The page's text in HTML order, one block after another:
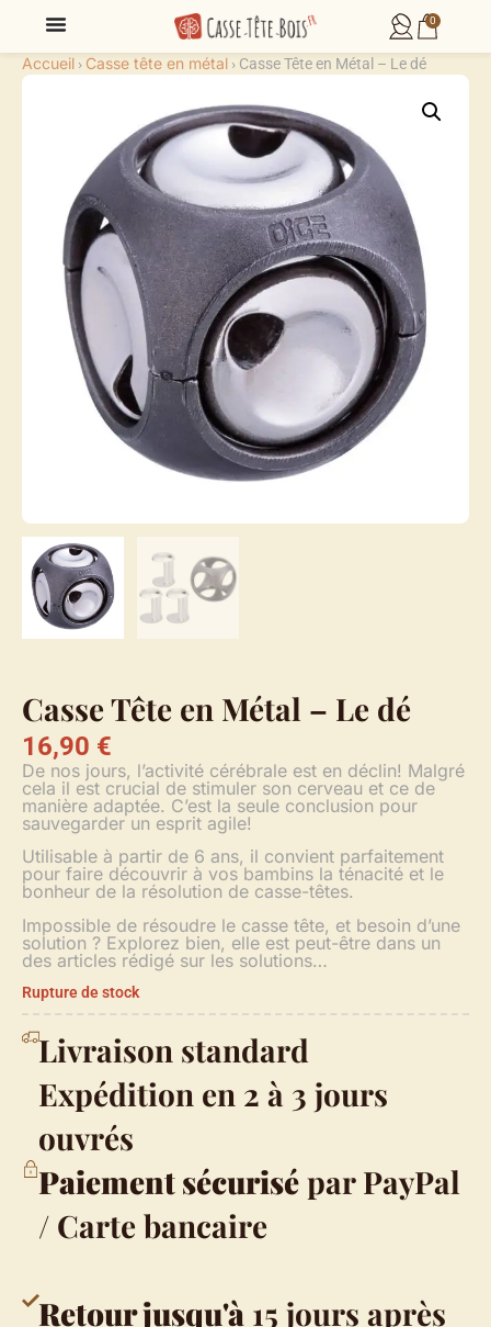
0
Accueil › Casse tête en métal › Casse Tête en Métal – Le dé
Casse Tête en Métal – Le dé
16,90 €
De nos jours, l’activité cérébrale est en déclin! Malgré
cela il est crucial de stimuler son cerveau et ce de
manière adaptée. C’est la seule conclusion pour
sauvegarder un esprit agile!
Utilisable à partir de 6 ans, il convient parfaitement
pour faire découvrir à vos bambins la ténacité et le
bonheur de la résolution de casse-têtes.
Impossible de résoudre le casse tête, et besoin d’une
solution ? Explorez bien, elle est peut-être dans un
des articles rédigé sur les solutions…
Rupture de stock
Livraison standard
Expédition en 2 à 3 jours
ouvrés
Paiement sécurisépar PayPal
/ Carte bancaire
Retour jusqu'à 15 jours après